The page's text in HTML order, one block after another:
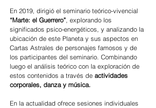
En 2019, dirigió el seminario teórico-vivencial
“Marte: el Guerrero”, explorando los
significados psico-energéticos, y analizando la
ubicación de este Planeta y sus aspectos en
Cartas Astrales de personajes famosos y de
los participantes del seminario. Combinando
luego el análisis teórico con la exploración de
estos contenidos a través de actividades
corporales, danza y música.
En la actualidad ofrece sesiones individuales